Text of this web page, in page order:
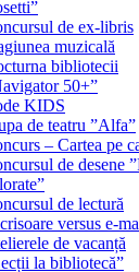
de ex-libris
muzicală
bibliotecii
50+”
KIDS
de teatru ”Alfa”
– Cartea pe
de desene
de lectură
versus e-
de vacanță
la bibliotecă”